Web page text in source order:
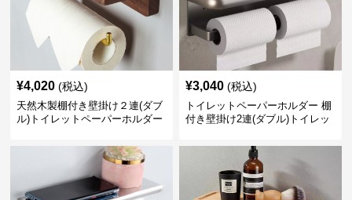
¥4,020 (税込)
天然木製棚付き壁掛け２連(ダブ
ル)トイレットペーパーホルダー
¥3,040 (税込)
トイレットペーパーホルダー 棚
付き壁掛け2連(ダブル)トイレッ